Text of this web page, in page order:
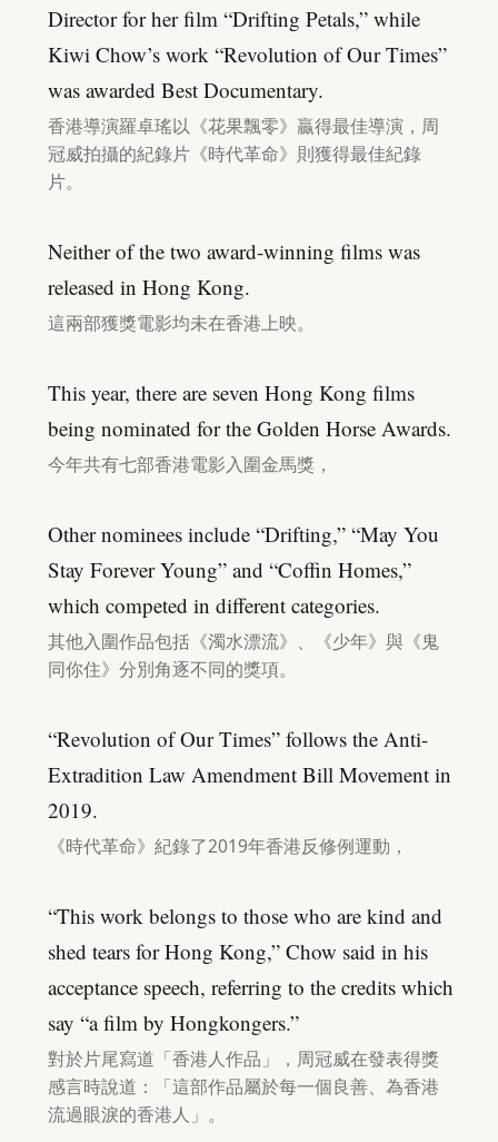
Director for her film “Drifting Petals,” while
Kiwi Chow’s work “Revolution of Our Times”
was awarded Best Documentary.
香港導演羅卓瑤以《花果飄零》贏得最佳導演，周
冠威拍攝的紀錄片《時代革命》則獲得最佳紀錄
片。
Neither of the two award-winning films was
released in Hong Kong.
這兩部獲獎電影均未在香港上映。
This year, there are seven Hong Kong films
being nominated for the Golden Horse Awards.
今年共有七部香港電影入圍金馬獎，
Other nominees include “Drifting,” “May You
Stay Forever Young” and “Coffin Homes,”
which competed in different categories.
其他入圍作品包括《濁水漂流》、《少年》與《鬼
同你住》分別角逐不同的獎項。
“Revolution of Our Times” follows the Anti-
Extradition Law Amendment Bill Movement in
2019.
《時代革命》紀錄了2019年香港反修例運動，
“This work belongs to those who are kind and
shed tears for Hong Kong,” Chow said in his
acceptance speech, referring to the credits which
say “a film by Hongkongers.”
對於片尾寫道「香港人作品」，周冠威在發表得獎
感言時說道：「這部作品屬於每一個良善、為香港
流過眼淚的香港人」。